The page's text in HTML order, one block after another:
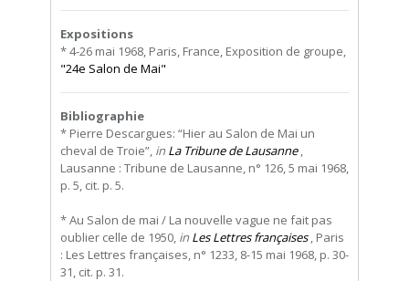
Expositions
* 4-26 mai 1968, Paris, France, Exposition de groupe,
"24e Salon de Mai"
Bibliographie
* Pierre Descargues: “Hier au Salon de Mai un
cheval de Troie”, in La Tribune de Lausanne,
Lausanne : Tribune de Lausanne, n° 126, 5 mai 1968,
p. 5, cit. p. 5.
* Au Salon de mai / La nouvelle vague ne fait pas
oublier celle de 1950, in Les Lettres françaises, Paris
: Les Lettres françaises, n° 1233, 8-15 mai 1968, p. 30-
31, cit. p. 31.